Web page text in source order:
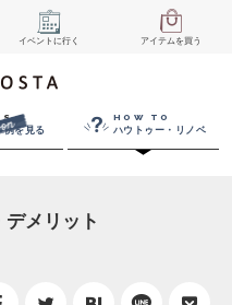
イベント に行く アイテムを買う
例を見る
HOW TO
ハウトゥー・リノベ
デメリット